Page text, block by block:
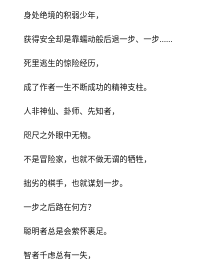
身处绝境的积弱少年，
获得安全却是靠蠕动般后退一步、一步……
死里逃生的惊险经历，
成了作者一生不断成功的精神支柱。
人非神仙、卦师、先知者，
咫尺之外眼中无物。
不是冒险家，也就不做无谓的牺牲，
拙劣的棋手，也就谋划一步。
一步之后路在何方？
聪明者总是会萦怀裹足。
智者千虑总有一失，